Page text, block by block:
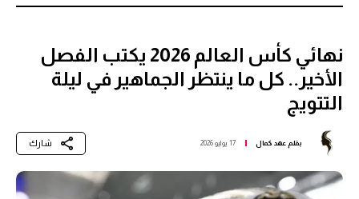
نهائي كأس العالم 2026 يكتب الفصل
الأخير.. كل ما ينتظر الجماهير في ليلة
التتويج
بقلم عهد كمال 17 يوليو 2026 شارك